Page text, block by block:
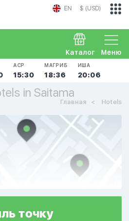
EN $ (USD)
Меню
Каталог
АСР
15:30
МАГРИБ
18:36
ИША
20:06
in Saitama
Главная Hotels
точку